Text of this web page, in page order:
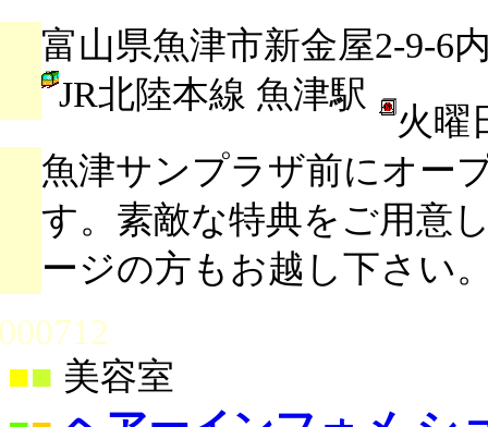
富山県魚津市新金屋2-9-6
JR北陸本線 魚津駅
火曜
魚津サンプラザ前にオー
す。素敵な特典をご用意
ージの方もお越し下さい
■ 美容室